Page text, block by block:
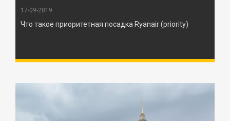
17-09-2019
Что такое приоритетная посадка Ryanair (priority)